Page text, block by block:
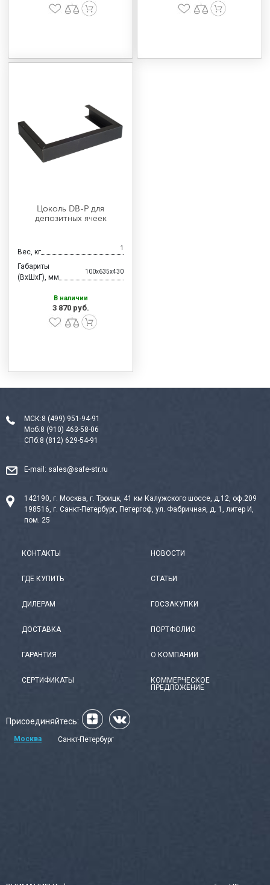
Цоколь DB-P для
депозитных ячеек
Вес, кг 1
Габариты
(ВхШхГ), мм
100x635x430
В наличии
3 870 руб.
МСК:8 (499) 951-94-91
Моб:8 (910) 463-58-06
СПб:8 (812) 629-54-91
E-mail: sales@safe-str.ru
142190, г. Москва, г. Троицк, 41 км Калужского шоссе, д.12, оф.209
198516, г. Санкт-Петербург, Петергоф, ул. Фабричная, д. 1, литер И,
пом. 25
КОНТАКТЫ
ГДЕ КУПИТЬ
ДИЛЕРАМ
ДОСТАВКА
ГАРАНТИЯ
СЕРТИФИКАТЫ
НОВОСТИ
СТАТЬИ
ГОСЗАКУПКИ
ПОРТФОЛИО
О КОМПАНИИ
КОММЕРЧЕСКОЕ
ПРЕДЛОЖЕНИЕ
Присоединяйтесь:
Москва Санкт-Петербург